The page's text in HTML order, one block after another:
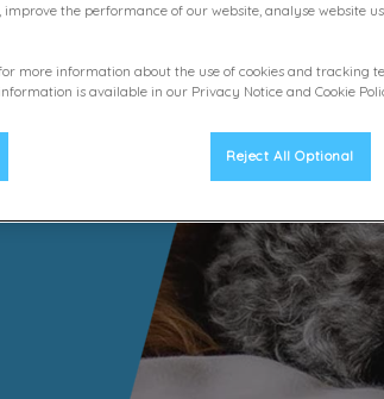
the performance of our website, analyse website
for more information about the use of cookies and tracking
is available in our Privacy Notice and Cookie
Reject All Optional